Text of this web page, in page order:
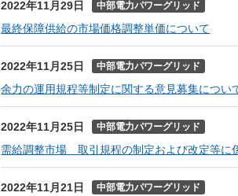
2022年11月29日 中部電力パワーグリッド
最終保障供給の市場価格調整単価について
2022年11月25日 中部電力パワーグリッド
余力の運用規程等制定に関する意見募集につい
2022年11月25日 中部電力パワーグリッド
需給調整市場 取引規程の制定および改定等に
2022年11月21日 中部電力パワーグリッド